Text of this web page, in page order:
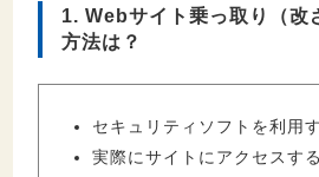
1. Webサイト乗っ取り（改
方法は？
セキュリティソフトを利用
実際にサイトにアクセスする